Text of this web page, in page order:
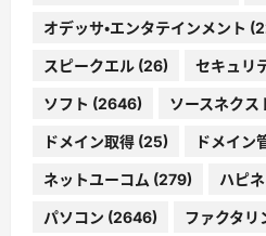
オデッサ・エンタテインメント
スピークエル (26) セキュリ
ソフト (2646) ソースネクス
ドメイン取得 (25) ドメイン
ネットユーコム (279) ハピ
パソコン (2646) ファクタリ